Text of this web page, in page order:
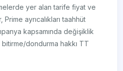
yer alan tarife fiyat ve
ayrıcalıkları taahhüt
kapsamında değişiklik
dondurma hakkı TT